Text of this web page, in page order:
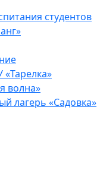
студентов
волна»
лагерь «Садовка»